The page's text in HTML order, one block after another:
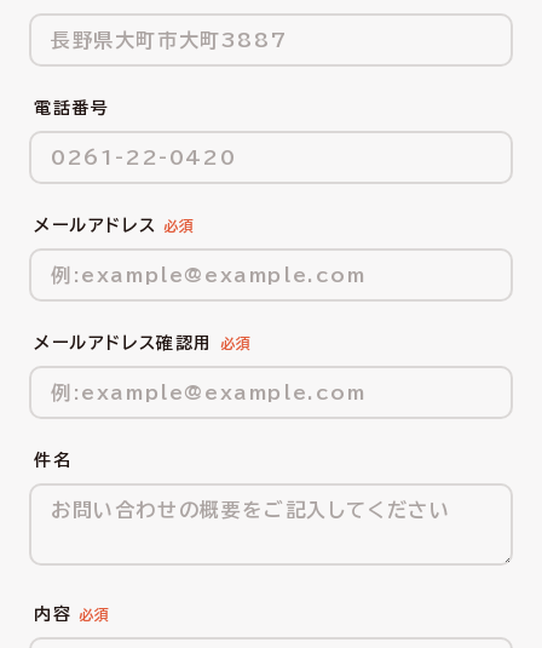
電話番号
メールアドレス
メールアドレス確認用
件名
内容